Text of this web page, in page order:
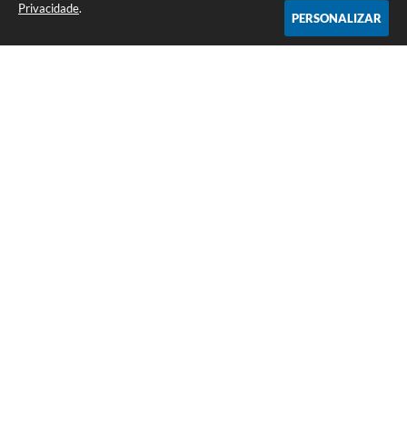
Privacidade.
PERSONALIZAR